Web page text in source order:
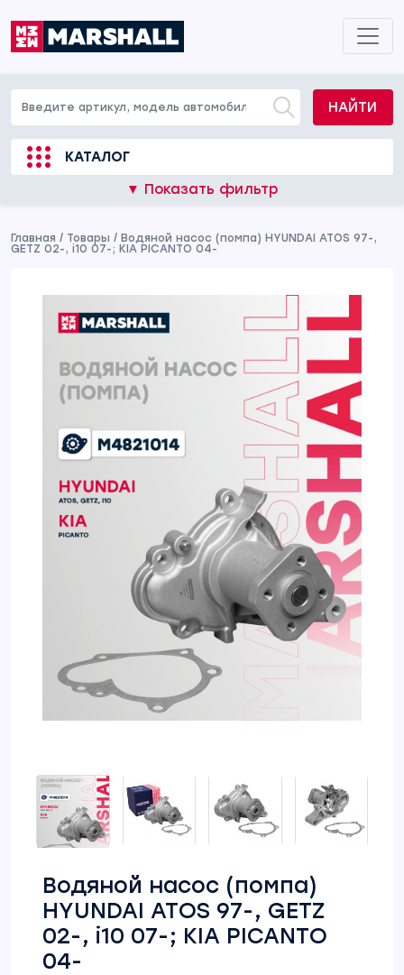
НАЙТИ
КАТАЛОГ
▼ Показать фильтр
Главная / Товары / Водяной насос (помпа) HYUNDAI ATOS 97-,
GETZ 02-, i10 07-; KIA PICANTO 04-
Водяной насос (помпа)
HYUNDAI ATOS 97-, GETZ
02-, i10 07-; KIA PICANTO
04-